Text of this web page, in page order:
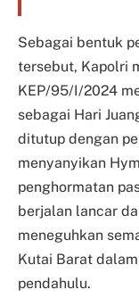
Sebagai bentuk
tersebut, Kapolri
KEP/95/I/2024
sebagai Hari
ditutup dengan
menyanyikan
penghormatan
berjalan lancar
meneguhkan
Kutai Barat
pendahulu.